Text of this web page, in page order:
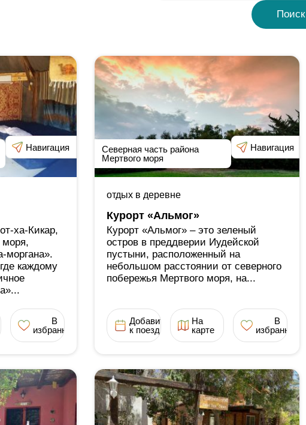
Поиск
Навигация
ха-Кикар,
моря,
моргана».
каждому
В
избранное
Северная часть района
Мертвого моря
Навигация
отдых в деревне
Курорт «Альмог»
Курорт «Альмог» ‒ это зеленый
остров в преддверии Иудейской
пустыни, расположенный на
небольшом расстоянии от северного
побережья Мертвого моря, на...
Добавить
к поездке
На
карте
В
избранное